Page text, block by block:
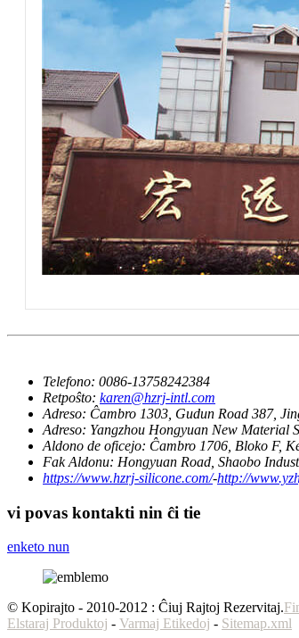
Telefono: 0086-13758242384
Retpoŝto: karen@hzrj-intl.com
Adreso: Ĉambro 1303, Gudun Road 387,
Adreso: Yangzhou Hongyuan New Material
Aldono de oficejo: Ĉambro 1706, Bloko F,
Fak Aldonu: Hongyuan Road, Shaobo
https://www.hzrj-silicone.com/-http://
vi povas kontakti nin ĉi tie
enketo nun
© Kopirajto - 2010-2012 : Ĉiuj Rajtoj Rezervitaj.
Elstaraj Produktoj - Varmaj Etikedoj - Sitemap.xml